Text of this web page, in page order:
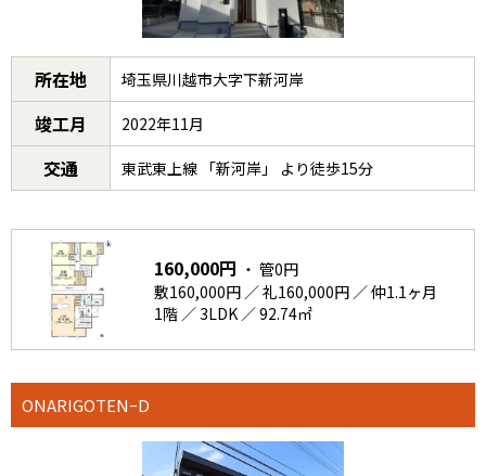
所在地 埼玉県川越市大字下新河岸
竣工月 2022年11月
交通 東武東上線 「新河岸」 より徒歩15分
160,000円 ・ 管0円
敷160,000円 ／ 礼160,000円 ／ 仲1.1ヶ月
1階 ／ 3LDK ／ 92.74㎡
ONARIGOTENｰD